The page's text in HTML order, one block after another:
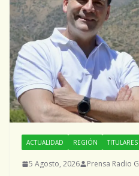
ACTUALIDAD REGIÓN TITULARES
5 Agosto, 2026 Prensa Radio